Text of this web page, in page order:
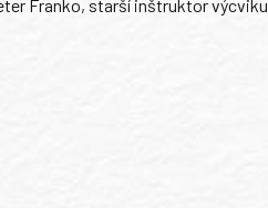
Franko, starší inštruktor